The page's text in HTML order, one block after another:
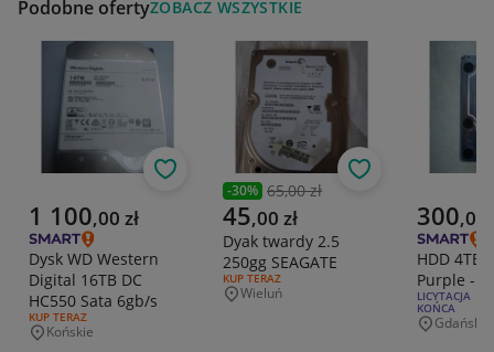
Podobne ofertyZOBACZ WSZYSTKIE
Aktualna cena
1 100,00 zł
Dysk WD Western
Digital 16TB DC
HC550 Sata 6gb/s
RODZAJ OFERTY:
KUP TERAZ
Miejscowość
Końskie
Obserwuj
Poprzednia cena
-30% 65,00 zł
Aktualna cena
45,00 zł
Dyak twardy 2.5
250gg SEAGATE
RODZAJ OFERTY:
KUP TERAZ
Miejscowość
Wieluń
Obserwuj
Aktualna
300,00
HDD 4TB
Purple -
RODZAJ
LICYTACJA |
KOŃCA
Gdańsk